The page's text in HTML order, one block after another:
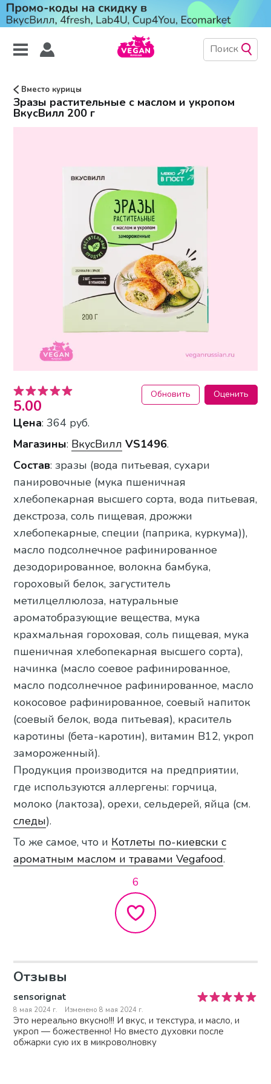
Вместо курицы
Зразы растительные с маслом и укропом
ВкусВилл 200 г
5.00
Обновить Оценить
Цена: 364 руб.
Магазины: ВкусВилл VS1496.
Состав: зразы (вода питьевая, сухари
панировочные (мука пшеничная
хлебопекарная высшего сорта, вода питьевая,
декстроза, соль пищевая, дрожжи
хлебопекарные, специи (паприка, куркума)),
масло подсолнечное рафинированное
дезодорированное, волокна бамбука,
гороховый белок, загуститель
метилцеллюлоза, натуральные
ароматобразующие вещества, мука
крахмальная гороховая, соль пищевая, мука
пшеничная хлебопекарная высшего сорта),
начинка (масло соевое рафинированное,
масло подсолнечное рафинированное, масло
кокосовое рафинированное, соевый напиток
(соевый белок, вода питьевая), краситель
каротины (бета-каротин), витамин B12, укроп
замороженный).
Продукция производится на предприятии,
где используются аллергены: горчица,
молоко (лактоза), орехи, сельдерей, яйца (см.
следы).
То же самое, что и Котлеты по-киевски с
ароматным маслом и травами Vegafood.
6
Отзывы
sensorignat
8 мая 2024 г. Изменено 8 мая 2024 г.
Это нереально вкусно!!! И вкус, и текстура, и масло, и
укроп — божественно! Но вместо духовки после
обжарки сую их в микроволновку